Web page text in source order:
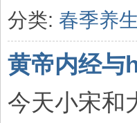
分类: 春季养生
黄帝内经与
今天小宋和